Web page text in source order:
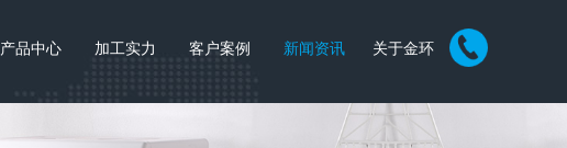
产品中心 加工实力 客户案例 新闻资讯 关于金环